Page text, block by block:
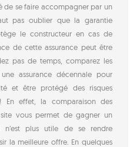
de se faire accompagner par un
pas oublier que la garantie
le constructeur en cas de
de cette assurance peut être
pas de temps, comparez les
assurance décennale pour
et être protégé des risques
En effet, la comparaison des
site vous permet de gagner un
n’est plus utile de se rendre
la meilleure offre. En quelques